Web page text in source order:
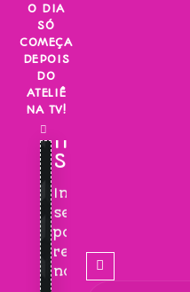
Skip
content
O DIA
SÓ
COMEÇA
DEPOIS
DO
ATELIÊ
NA TV!
INSCREVA-
SE!
Inscreva-
se
para
receber
novidades!